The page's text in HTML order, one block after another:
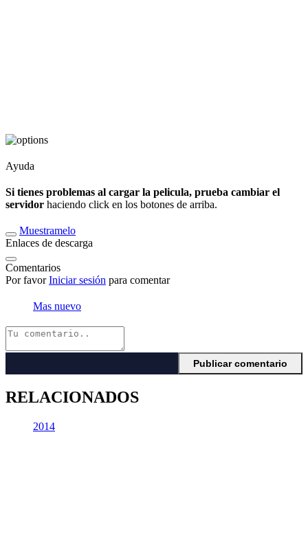
Ayuda
Si tienes problemas al cargar la pelicula, prueba cambiar el
servidor haciendo click en los botones de arriba.
Muestramelo
Enlaces de descarga
Comentarios
Por favorIniciar sesión para comentar
Mas nuevo
RELACIONADOS
2014